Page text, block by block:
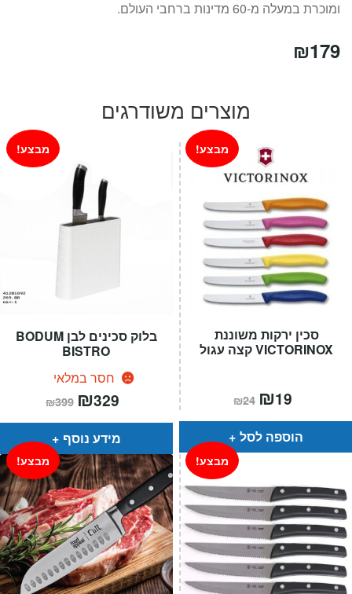
ומוכרת במעלה מ-60 מדינות ברחבי העולם.
₪179
מוצרים משודרגים
בלוק סכינים לבן BODUM
BISTRO
חסר במלאי
מבצע!
₪399 המחיר
המקורי
היה:
₪399.
₪329
הוא:
מידע נוסף
סכין ירקות משוננת
VICTORINOX קצה עגול
מבצע!
₪24 המחיר
המקורי
היה:
₪24.
₪19
הוא:
הוספה לסל
מבצע! מבצע!